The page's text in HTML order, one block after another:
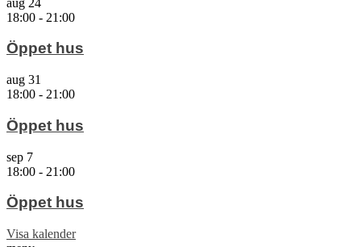
18:00 - 21:00
Öppet hus
aug 31
18:00 - 21:00
Öppet hus
sep 7
18:00 - 21:00
Öppet hus
Visa kalender